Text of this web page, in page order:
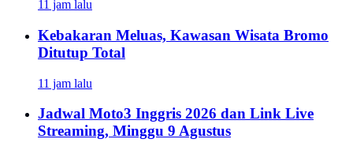
11 jam lalu
Kebakaran Meluas, Kawasan Wisata Bromo
Ditutup Total
11 jam lalu
Jadwal Moto3 Inggris 2026 dan Link Live
Streaming, Minggu 9 Agustus